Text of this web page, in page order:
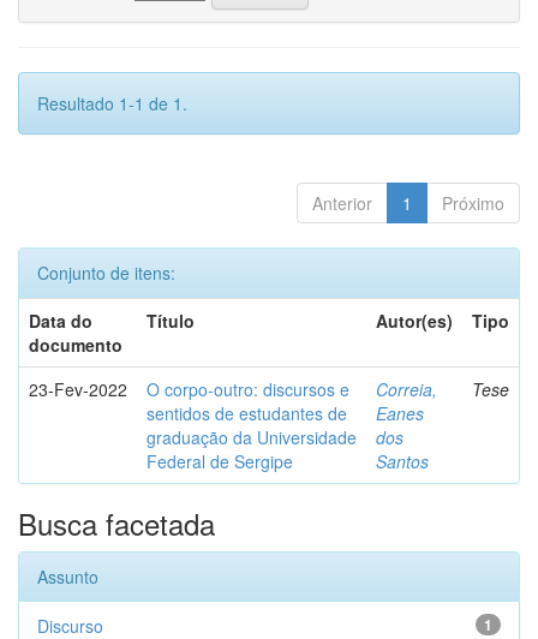
Resultado 1-1 de 1.
Anterior 1 Próximo
Conjunto de itens:
Data do
documento
Título Autor(es) Tipo
23-Fev-2022
O corpo-outro: discursos e
sentidos de estudantes de
graduação da Universidade
Federal de Sergipe
Correia,
Eanes
dos
Santos
Tese
Busca facetada
Assunto
1
Discurso